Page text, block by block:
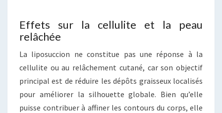
Effets sur la cellulite et la peau
relâchée
La liposuccion ne constitue pas une réponse à la
cellulite ou au relâchement cutané, car son objectif
principal est de réduire les dépôts graisseux localisés
pour améliorer la silhouette globale. Bien qu’elle
puisse contribuer à affiner les contours du corps, elle